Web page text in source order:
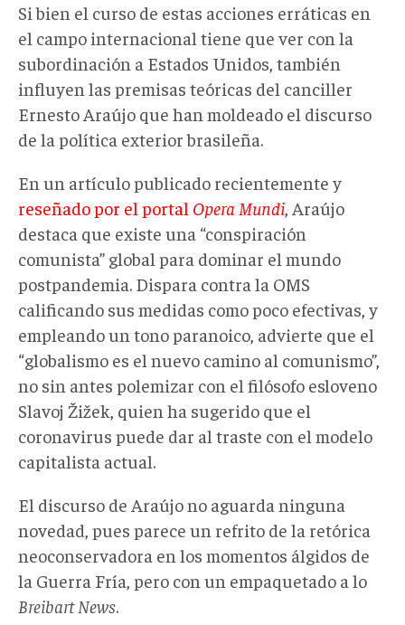
Si bien el curso de estas acciones erráticas en
el campo internacional tiene que ver con la
subordinación a Estados Unidos, también
influyen las premisas teóricas del canciller
Ernesto Araújo que han moldeado el discurso
de la política exterior brasileña.
En un artículo publicado recientemente y
reseñado por el portal Opera Mundi, Araújo
destaca que existe una “conspiración
comunista” global para dominar el mundo
postpandemia. Dispara contra la OMS
calificando sus medidas como poco efectivas, y
empleando un tono paranoico, advierte que el
“globalismo es el nuevo camino al comunismo”,
no sin antes polemizar con el filósofo esloveno
Slavoj Žižek, quien ha sugerido que el
coronavirus puede dar al traste con el modelo
capitalista actual.
El discurso de Araújo no aguarda ninguna
novedad, pues parece un refrito de la retórica
neoconservadora en los momentos álgidos de
la Guerra Fría, pero con un empaquetado a lo
Breibart News.